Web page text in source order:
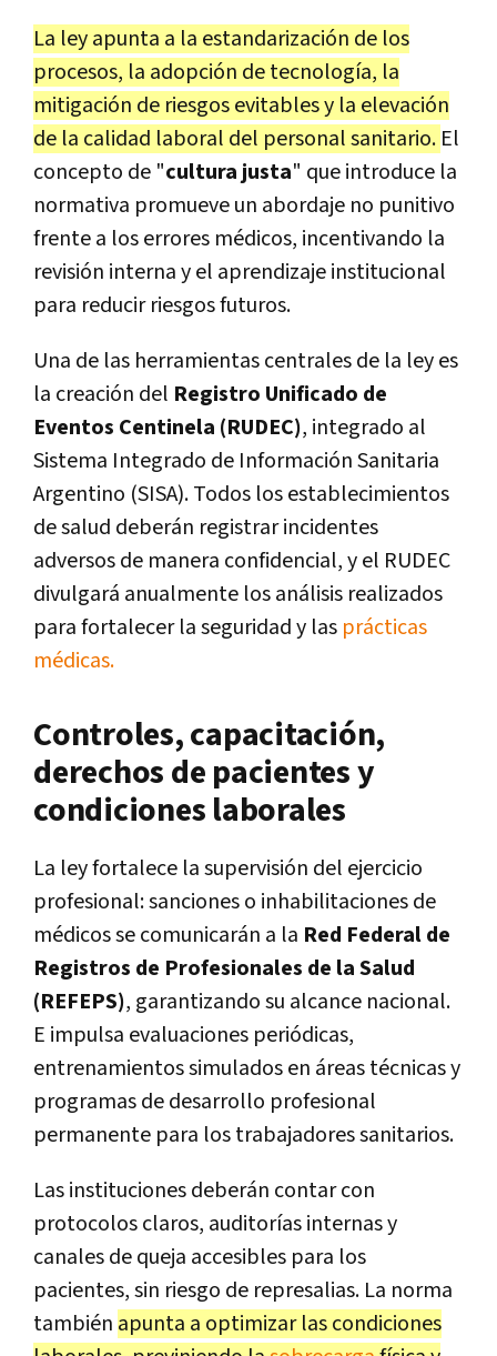
La ley apunta a la estandarización de los
procesos, la adopción de tecnología, la
mitigación de riesgos evitables y la elevación
de la calidad laboral del personal sanitario. El
concepto de "cultura justa" que introduce la
normativa promueve un abordaje no punitivo
frente a los errores médicos, incentivando la
revisión interna y el aprendizaje institucional
para reducir riesgos futuros.
Una de las herramientas centrales de la ley es
la creación del Registro Unificado de
Eventos Centinela (RUDEC), integrado al
Sistema Integrado de Información Sanitaria
Argentino (SISA). Todos los establecimientos
de salud deberán registrar incidentes
adversos de manera confidencial, y el RUDEC
divulgará anualmente los análisis realizados
para fortalecer la seguridad y las prácticas
médicas.
Controles, capacitación,
derechos de pacientes y
condiciones laborales
La ley fortalece la supervisión del ejercicio
profesional: sanciones o inhabilitaciones de
médicos se comunicarán a la Red Federal de
Registros de Profesionales de la Salud
(REFEPS), garantizando su alcance nacional.
E impulsa evaluaciones periódicas,
entrenamientos simulados en áreas técnicas y
programas de desarrollo profesional
permanente para los trabajadores sanitarios.
Las instituciones deberán contar con
protocolos claros, auditorías internas y
canales de queja accesibles para los
pacientes, sin riesgo de represalias. La norma
también apunta a optimizar las condiciones